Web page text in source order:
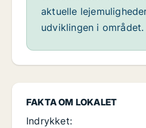
FAKTA OM LOKALET
Indrykket:
aktuelle
udviklingen i området.